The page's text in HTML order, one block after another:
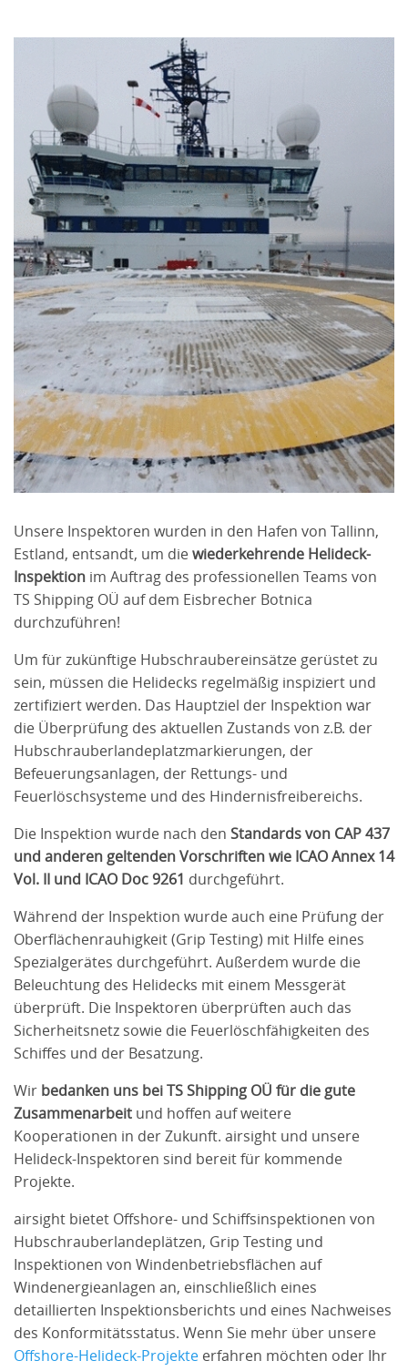
Unsere Inspektoren wurden in den Hafen von Tallinn,
Estland, entsandt, um die wiederkehrende Helideck-
Inspektion im Auftrag des professionellen Teams von
TS Shipping OÜ auf dem Eisbrecher Botnica
durchzuführen!
Um für zukünftige Hubschraubereinsätze gerüstet zu
sein, müssen die Helidecks regelmäßig inspiziert und
zertifiziert werden. Das Hauptziel der Inspektion war
die Überprüfung des aktuellen Zustands von z.B. der
Hubschrauberlandeplatzmarkierungen, der
Befeuerungsanlagen, der Rettungs- und
Feuerlöschsysteme und des Hindernisfreibereichs.
Die Inspektion wurde nach den Standards von CAP 437
und anderen geltenden Vorschriften wie ICAO Annex 14
Vol. II und ICAO Doc 9261 durchgeführt.
Während der Inspektion wurde auch eine Prüfung der
Oberflächenrauhigkeit (Grip Testing) mit Hilfe eines
Spezialgerätes durchgeführt. Außerdem wurde die
Beleuchtung des Helidecks mit einem Messgerät
überprüft. Die Inspektoren überprüften auch das
Sicherheitsnetz sowie die Feuerlöschfähigkeiten des
Schiffes und der Besatzung.
Wir bedanken uns bei TS Shipping OÜ für die gute
Zusammenarbeit und hoffen auf weitere
Kooperationen in der Zukunft. airsight und unsere
Helideck-Inspektoren sind bereit für kommende
Projekte.
airsight bietet Offshore- und Schiffsinspektionen von
Hubschrauberlandeplätzen, Grip Testing und
Inspektionen von Windenbetriebsflächen auf
Windenergieanlagen an, einschließlich eines
detaillierten Inspektionsberichts und eines Nachweises
des Konformitätsstatus. Wenn Sie mehr über unsere
Offshore-Helideck-Projekte erfahren möchten oder Ihr